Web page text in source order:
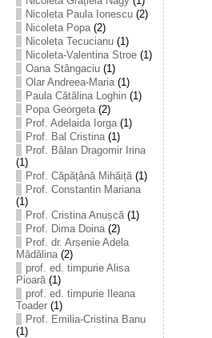
Nicoleta Paula Ionescu(2)
Nicoleta Popa(2)
Nicoleta Tecucianu(1)
Nicoleta-Valentina Stroe(1)
Oana Stângaciu(1)
Olar Andreea-Maria(1)
Paula Cătălina Loghin(1)
Popa Georgeta(2)
Prof. Adelaida Iorga(1)
Prof. Bal Cristina(1)
Prof. Bălan Dragomir Irina
(1)
Prof. Căpățână Mihăiță(1)
Prof. Constantin Mariana
(1)
Prof. Cristina Anușcă(1)
Prof. Dima Doina(2)
Prof. dr. Arsenie Adela
Mădălina(2)
prof. ed. timpurie Alisa
Pioară(1)
prof. ed. timpurie Ileana
Toader(1)
Prof. Emilia-Cristina Banu
(1)